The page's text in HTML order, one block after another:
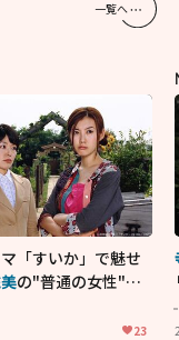
一覧へ
「すいか」で魅せ
の"普通の女性"が
る...映画「かもめ
通じる静かな芝居23